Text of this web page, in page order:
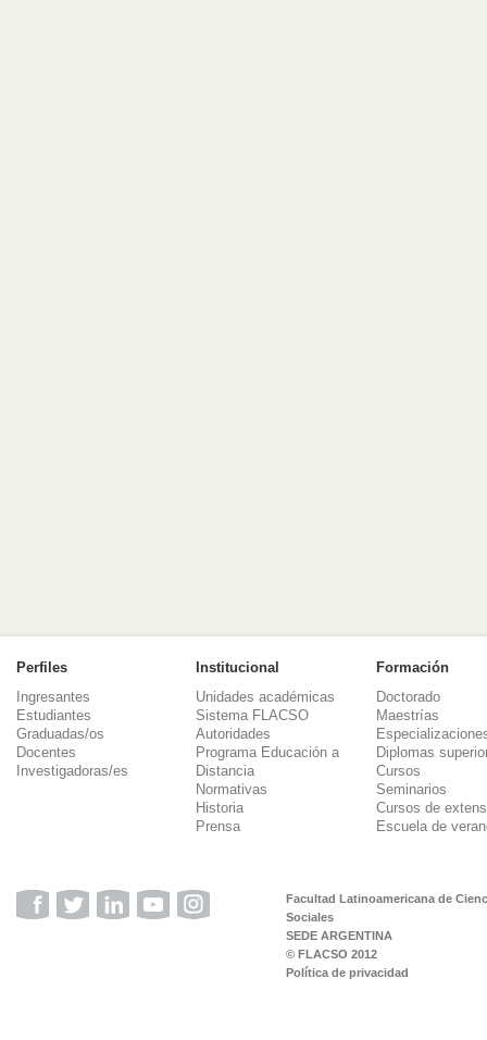
Perfiles
Ingresantes
Estudiantes
Graduadas/os
Docentes
Investigadoras/es
Institucional
Unidades académicas
Sistema FLACSO
Autoridades
Programa Educación a
Distancia
Normativas
Historia
Prensa
Formación
Doctorado
Maestrías
Diplomas
Cursos
Seminarios
Cursos de
Escuela de
Facultad Latinoamericana de
Sociales
SEDE ARGENTINA
© FLACSO 2012
Política de privacidad